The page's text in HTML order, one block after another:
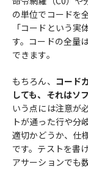
の単位でコードを
「コードという
す。コードの全量
できます。
もちろん、 コード
しても、それはソ
いう点には注意が
トが通った行や分
適切かどうか、仕
です。テストを書
アサーションでも